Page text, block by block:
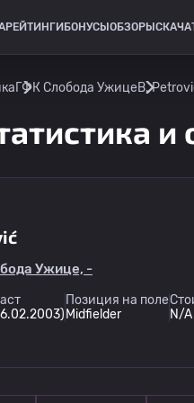
РЕЙТИНГИ БОНУСЫ ОБЗОРЫ
ГФК Слобода УжицеB.
и
Ужице, -
Позиция на поле
Midfielder
N/A